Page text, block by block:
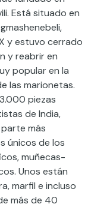
Está situado en
y estuvo cerrado
y reabrir en
popular en la
las marionetas.
piezas
de India,
más
únicos de los
muñecas-
Unos están
marfil e incluso
más de 40